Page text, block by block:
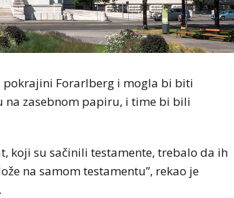
pokrajini Forarlberg i mogla bi biti
na zasebnom papiru, i time bi bili
koji su sačinili testamente, trebalo da ih
na samom testamentu”, rekao je